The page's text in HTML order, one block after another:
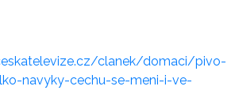
clanek/domaci/pivo-
navyky-cechu-se-meni-i-ve-